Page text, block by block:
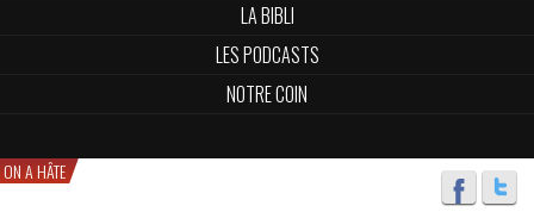
LA BIBLI
LES PODCASTS
NOTRE COIN
ON A HÂTE